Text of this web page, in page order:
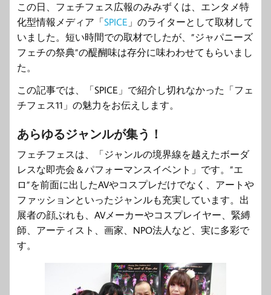
この日、フェチフェス広報のみみずくは、エンタメ特
化型情報メディア「SPICE 」のライターとして取材して
いました。 短い時間での取材でしたが、”ジャパニーズ
フェチの祭典”の醍醐味は存分に味わわせてもらいまし
た。
この記事では、「SPICE」で紹介し切れなかった「フェ
チフェス11」の魅力をお伝えします。
あらゆるジャンルが集う！
フェチフェスは、「ジャンルの境界線を越えたボーダ
レスな即売会＆パフォーマンスイベント」です。”エ
ロ”を前面に出したAVやコスプレだけでなく、アートや
ファッションといったジャンルも充実しています。出
展者の顔ぶれも、AVメーカーやコスプレイヤー、緊縛
師、アーティスト、画家、NPO法人など、実に多彩で
す。